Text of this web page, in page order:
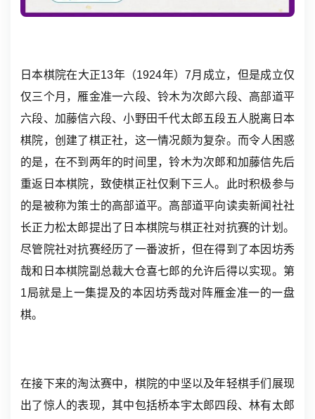
日本棋院在大正13年（1924年）7月 成立，但是成立仅
仅三个月，雁金准一六段、铃木为次郎六段、高部道平
六段、加藤信六段、小野田千代太郎五段五人脱离日本
棋院，创建了棋正社，这一情况颇为复杂。而令人困惑
的是，在不到两年的时间里，铃木为次郎和加藤信先后
重返日本棋院，致使棋正社仅剩下三人。此时积极参与
的是被称为策士的高部道平。高部道平向读卖新闻社社
长正力松太郎提出了日本棋院与棋正社对抗赛的计划。
尽管院社对抗赛经历了一番波折，但在得到了本因坊秀
哉和日本棋院副总裁大仓喜七郎的允许后得以实现。第
1局就是上一集提及的本因坊秀哉对阵雁金准一的一盘
棋。
在接下来的淘汰赛中，棋院的中坚以及年轻棋手们展现
出了惊人的表现，其中包括桥本宇太郎四段、林有太郎